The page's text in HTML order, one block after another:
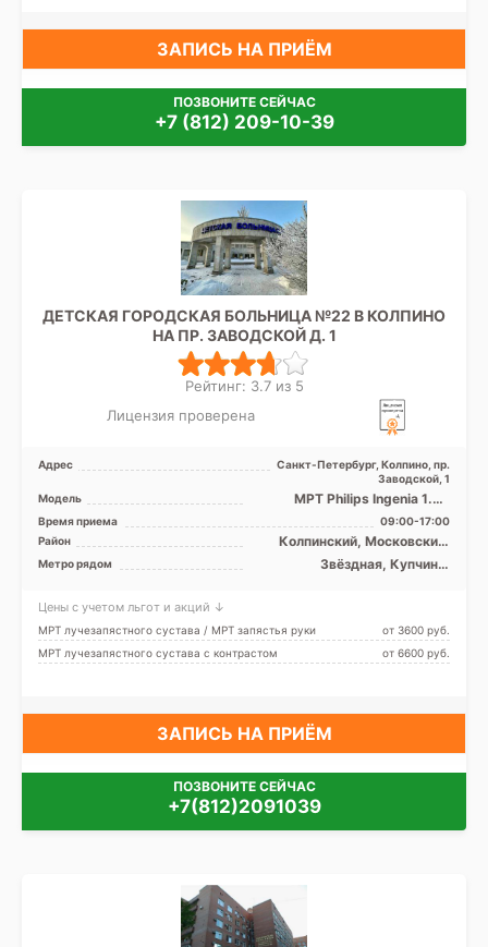
ЗАПИСЬ НА ПРИЁМ
ПОЗВОНИТЕ СЕЙЧАС
+7 (812) 209-10-39
ДЕТСКАЯ ГОРОДСКАЯ БОЛЬНИЦА №22 В КОЛПИНО
НА ПР. ЗАВОДСКОЙ Д. 1
Рейтинг: 3.7 из 5
Лицензия проверена
Адрес
Санкт-Петербург, Колпино, пр.
Заводской, 1
Модель
МРТ Philips Ingenia 1.5T
закрытый тип, КТ GE
BrightSpeed 16 срезов
Время приема
09:00-17:00
Район
Колпинский, Московский,
Невский, Лен. область
Метро рядом
Звёздная, Купчино,
Дунайская, Шушары
Цены с учетом льгот и акций ↓
МРТ лучезапястного сустава / МРТ запястья руки
от 3600 pуб.
МРТ лучезапястного сустава с контрастом
от 6600 pуб.
ЗАПИСЬ НА ПРИЁМ
ПОЗВОНИТЕ СЕЙЧАС
+7(812)2091039